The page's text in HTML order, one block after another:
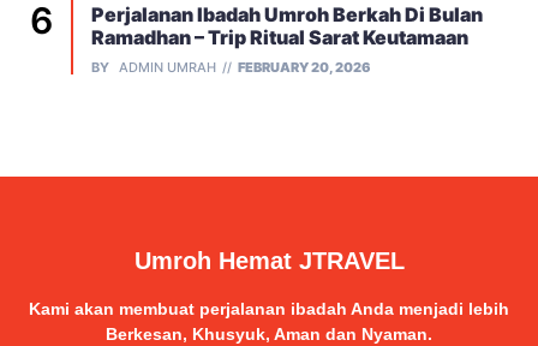
Perjalanan Ibadah Umroh Berkah Di Bulan
Ramadhan – Trip Ritual Sarat Keutamaan
BY ADMIN UMRAH FEBRUARY 20, 2026
Umroh Hemat JTRAVEL
Kami akan membuat perjalanan ibadah Anda menjadi lebih
Berkesan, Khusyuk, Aman dan Nyaman.